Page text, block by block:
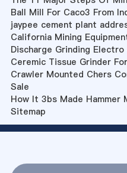
Ball Mill For Caco3 From
jaypee cement plant
California Mining
Discharge Grinding Electro
Ceremic Tissue Grinder
Crawler Mounted Chers
Sale
How It 3bs Made Hammer
Sitemap